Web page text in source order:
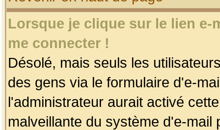
Lorsque je clique sur le lien
me connecter !
Désolé, mais seuls les
des gens via le formulaire d'e-
l'administrateur aurait activé
malveillante du système d'e-